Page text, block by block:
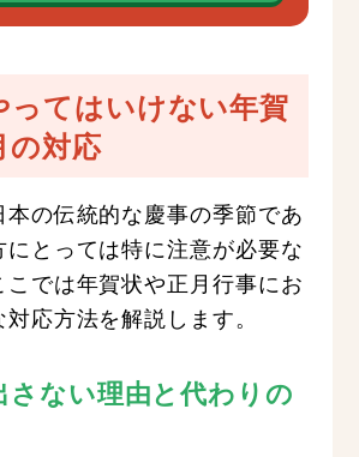
ってはいけない年賀
の対応
の伝統的な慶事の季節であ
にとっては特に注意が必要な
では年賀状や正月行事にお
応方法を解説します。
さない理由と代わりの